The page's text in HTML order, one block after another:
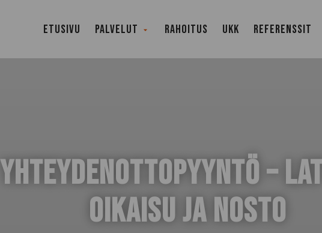
ETUSIVU PALVELUT RAHOITUS UKK REFERENSSIT
YHTEYDENOTTOPYYNTÖ –
OIKAISU JA NOSTO